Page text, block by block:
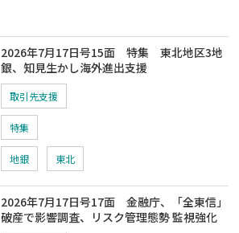
2026年7月17日号15面 特集 東北地区3地
銀、知見生かし海外進出支援
取引先支援
特集
地銀 東北
2026年7月17日号17面 金融庁、「全東信」
破産で影響調査、リスク管理態勢 監視強化